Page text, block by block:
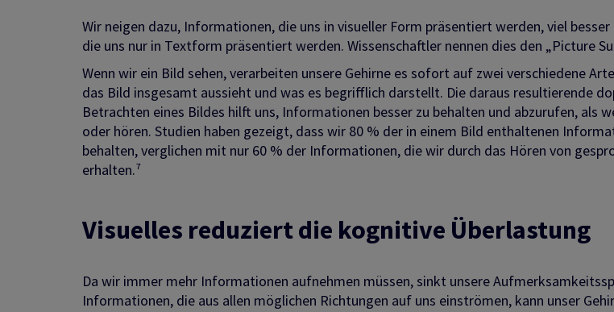
Wir neigen dazu, Informationen, die uns in visueller Form präsentiert werden, viel
die uns nur in Textform präsentiert werden. Wissenschaftler nennen dies den „Picture
Wenn wir ein Bild sehen, verarbeiten unsere Gehirne es sofort auf zwei verschiedene
das Bild insgesamt aussieht und was es begrifflich darstellt. Die daraus resultierende
Betrachten eines Bildes hilft uns, Informationen besser zu behalten und abzurufen, als
oder hören. Studien haben gezeigt, dass wir 80 % der in einem Bild enthaltenen
behalten, verglichen mit nur 60 % der Informationen, die wir durch das Hören von
erhalten.⁷
Visuelles reduziert die kognitive Überlastung
Da wir immer mehr Informationen aufnehmen müssen, sinkt unsere
Informationen, die aus allen möglichen Richtungen auf uns einströmen, kann unser